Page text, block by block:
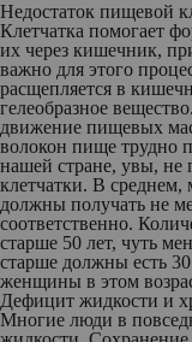
Недостаток пищевой
Клетчатка помогает
их через кишечник,
важно для этого
расщепляется в
гелеобразное
движение пищевых
волокон пище трудно
нашей стране, увы, не
клетчатки. В
должны получать не
соответственно.
старше 50 лет, чуть
старше должны есть
женщины в этом
Дефицит жидкости и
Многие люди в